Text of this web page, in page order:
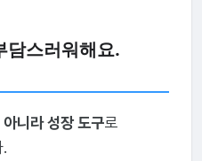
담스러워해요.
니라 성장 도구로